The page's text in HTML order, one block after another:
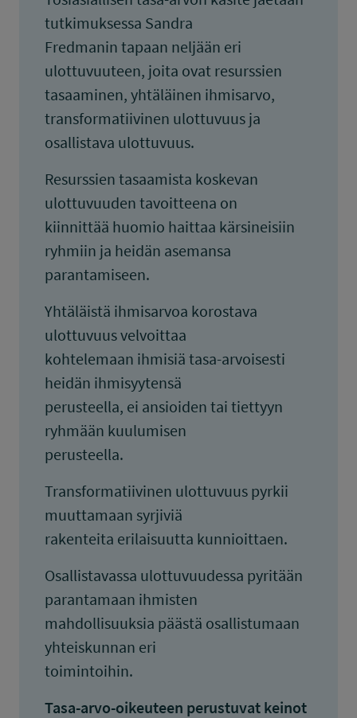
tutkimuksessa Sandra
Fredmanin tapaan neljään eri
ulottuvuuteen, joita ovat resurssien
tasaaminen, yhtäläinen ihmisarvo,
transformatiivinen ulottuvuus ja
osallistava ulottuvuus.
Resurssien tasaamista koskevan
ulottuvuuden tavoitteena on
kiinnittää huomio haittaa kärsineisiin
ryhmiin ja heidän asemansa
parantamiseen.
Yhtäläistä ihmisarvoa korostava
ulottuvuus velvoittaa
kohtelemaan ihmisiä tasa-arvoisesti
heidän ihmisyytensä
perusteella, ei ansioiden tai tiettyyn
ryhmään kuulumisen
perusteella.
Transformatiivinen ulottuvuus pyrkii
muuttamaan syrjiviä
rakenteita erilaisuutta kunnioittaen.
Osallistavassa ulottuvuudessa pyritään
parantamaan ihmisten
mahdollisuuksia päästä osallistumaan
yhteiskunnan eri
toimintoihin.
Tasa-arvo-oikeuteen perustuvat keinot